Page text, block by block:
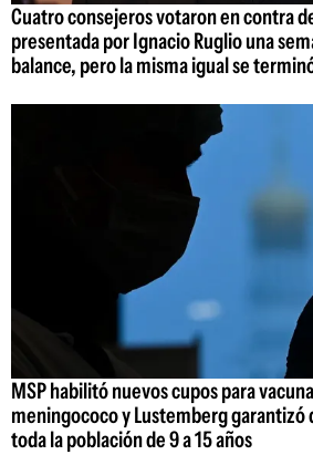
Cuatro consejeros votaron en contra
presentada por Ignacio Ruglio una
balance, pero la misma igual se
MSP habilitó nuevos cupos para
meningococo y Lustemberg garantizó
toda la población de 9 a 15 años